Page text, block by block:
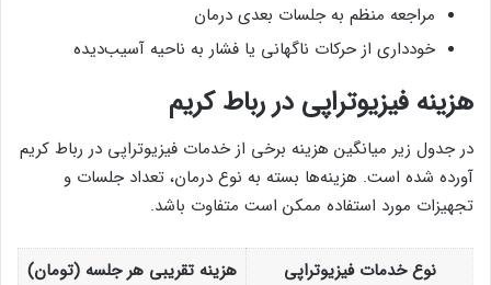
مراجعه منظم به جلسات بعدی درمان
خودداری از حرکات ناگهانی یا فشار به ناحیه آسیب‌دیده
هزینه فیزیوتراپی در رباط کریم
در جدول زیر میانگین هزینه برخی از خدمات فیزیوتراپی در رباط کریم
آورده شده است. هزینه‌ها بسته به نوع درمان، تعداد جلسات و
تجهیزات مورد استفاده ممکن است متفاوت باشد.
نوع خدمات فیزیوتراپی
هزینه تقریبی هر جلسه (تومان)